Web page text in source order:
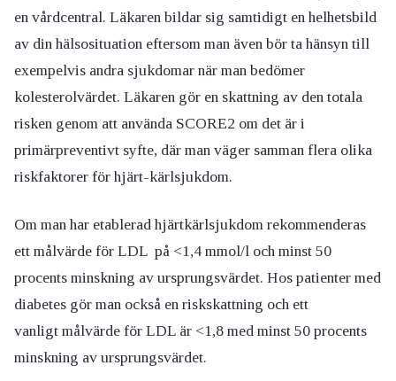
en vårdcentral. Läkaren bildar sig samtidigt en helhetsbild
av din hälsosituation eftersom man även bör ta hänsyn till
exempelvis andra sjukdomar när man bedömer
kolesterolvärdet. Läkaren gör en skattning av den totala
risken genom att använda SCORE2 om det är i
primärpreventivt syfte, där man väger samman flera olika
riskfaktorer för hjärt-kärlsjukdom.
Om man har etablerad hjärtkärlsjukdom rekommenderas
ett målvärde för LDL på <1,4 mmol/l och minst 50
procents minskning av ursprungsvärdet. Hos patienter med
diabetes gör man också en riskskattning och ett
vanligt målvärde för LDL är <1,8 med minst 50 procents
minskning av ursprungsvärdet.